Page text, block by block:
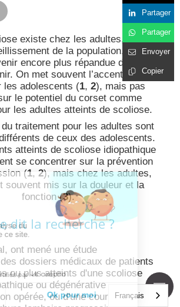
existe chez les adultes, mais
de la population, elle
encore plus répandue dans les
On met souvent l’accent sur le
les adolescents (1, 2), mais pas
le potentiel du corset comme
les adultes atteints de scoliose.
traitement pour les adultes sont
de ceux des adolescents.
atteints de scoliose idiopathique
se concentrer sur la prévention
(1, 2), mais chez les adultes,
souvent mis sur la douleur et la
fonction (3).
dit la recherche ?
ont mené une étude
dossiers médicaux de patients
ou plus atteints d'une scoliose
ou dégénérative
opérée, ou d'une courbure en S
Partager
Partager
Envoyer
Copier
Français